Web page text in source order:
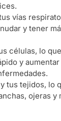
vías
y tener
células, lo
y
tus tejidos, lo
ojeras y